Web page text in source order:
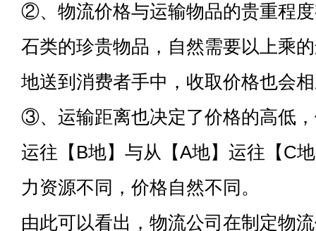
②、物流价格与运输物品的贵重程
石类的珍贵物品，自然需要以上乘
地送到消费者手中，收取价格也会
③、运输距离也决定了价格的高低
运往【B地】与从【A地】运往【C
力资源不同，价格自然不同。
由此可以看出，物流公司在制定物